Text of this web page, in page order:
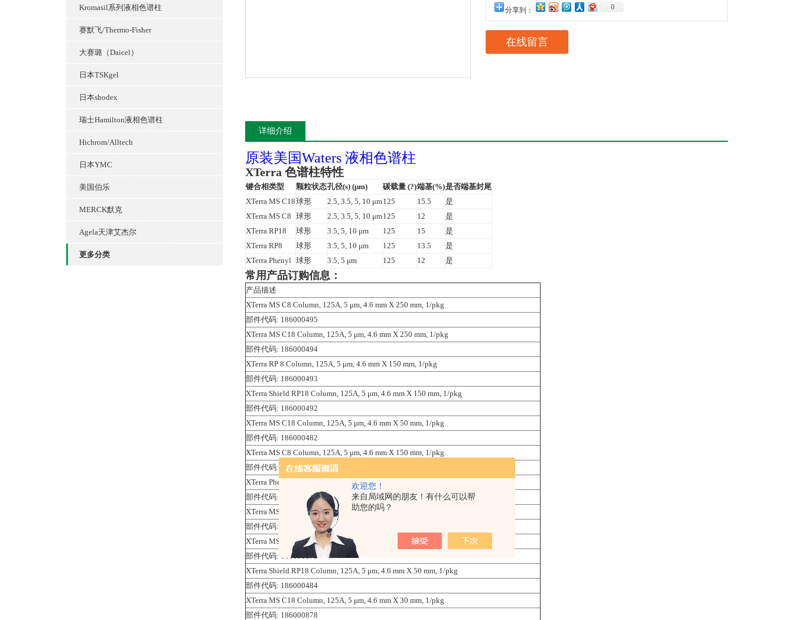
欢迎您！
来自局域网的朋友！有什么可以帮
助您的吗？
Kromasil系列液相色谱柱
赛默飞/Thermo-Fisher
大赛璐（Daicel）
日本TSKgel
日本shodex
瑞士Hamilton液相色谱柱
Hichrom/Alltech
日本YMC
美国伯乐
MERCK默克
Agela天津艾杰尔
更多分类
分享到： 0
在线留言
详细介绍
原装美国Waters 液相色谱柱
XTerra 色谱柱特性
键合相类型 颗粒状态孔径(s) (μm) 碳载量 (?)端基(%)是否端基封尾
XTerra MS C18球形 2.5, 3.5, 5, 10 μm125 15.5
是
XTerra MS C8 球形 2.5, 3.5, 5, 10 μm125 12
是
XTerra RP18
球形 3.5, 5, 10 μm 125 15
是
XTerra RP8
球形 3.5, 5, 10 μm 125 13.5
是
XTerra Phenyl 球形 3.5, 5 μm 125 12 是
常用产品订购信息：
产品描述
XTerra MS C8 Column, 125A, 5 μm, 4.6 mm X 250 mm, 1/pkg
部件代码: 186000495
XTerra MS C18 Column, 125A, 5 μm, 4.6 mm X 250 mm, 1/pkg
部件代码: 186000494
XTerra RP 8 Column, 125A, 5 μm, 4.6 mm X 150 mm, 1/pkg
部件代码: 186000493
XTerra Shield RP18 Column, 125A, 5 μm, 4.6 mm X 150 mm, 1/pkg
部件代码: 186000492
XTerra MS C18 Column, 125A, 5 μm, 4.6 mm X 50 mm, 1/pkg
部件代码: 186000482
XTerra MS C8 Column, 125A, 5 μm, 4.6 mm X 150 mm, 1/pkg
部件代码: 186000491
XTerra Phenyl Column, 125A, 5 μm, 4.6 mm X 50 mm, 1/pkg
部件代码: 186001144
XTerra MS C18 Column, 125A, 5 μm, 4.6 mm X 150 mm, 1/pkg
部件代码: 186000490
XTerra MS C8 Column, 125A, 5 μm, 4.6 mm X 30 mm, 1/pkg
部件代码: 186000879
XTerra Shield RP18 Column, 125A, 5 μm, 4.6 mm X 50 mm, 1/pkg
部件代码: 186000484
XTerra MS C18 Column, 125A, 5 μm, 4.6 mm X 30 mm, 1/pkg
部件代码: 186000878